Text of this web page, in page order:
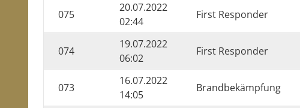
075
20.07.2022
02:44
First Responder
074
19.07.2022
06:02
First Responder
073
16.07.2022
14:05
Brandbekämpfung